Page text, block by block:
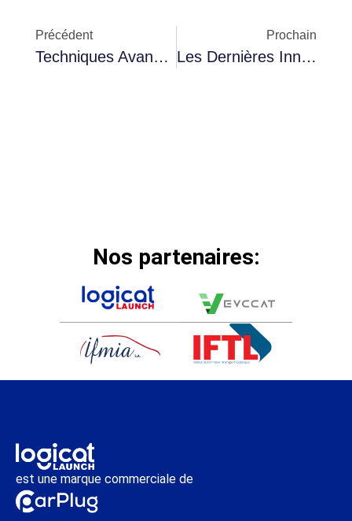
Précédent
Techniques Avancées De Maintenance Pour Systèmes De Climatisation
Prochain
Les Dernières Innovations En Boîtes De Vitesse Automatiques
Nos partenaires:
est une marque commerciale de